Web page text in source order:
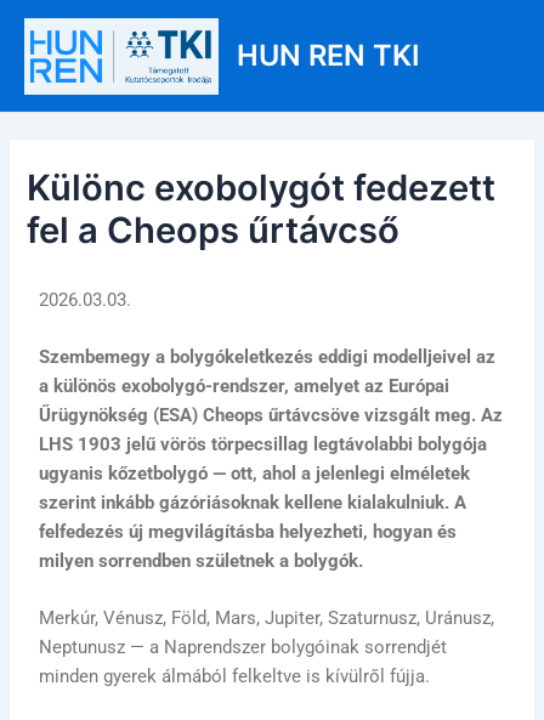
Skip
content
HUN REN TKI
Különc exobolygót fedezett
fel a Cheops űrtávcső
2026.03.03.
Szembemegy a bolygókeletkezés eddigi modelljeivel az
a különös exobolygó-rendszer, amelyet az Európai
Űrügynökség (ESA) Cheops űrtávcsöve vizsgált meg. Az
LHS 1903 jelű vörös törpecsillag legtávolabbi bolygója
ugyanis kőzetbolygó — ott, ahol a jelenlegi elméletek
szerint inkább gázóriásoknak kellene kialakulniuk. A
felfedezés új megvilágításba helyezheti, hogyan és
milyen sorrendben születnek a bolygók.
Merkúr, Vénusz, Föld, Mars, Jupiter, Szaturnusz, Uránusz,
Neptunusz — a Naprendszer bolygóinak sorrendjét
minden gyerek álmából felkeltve is kívülről fújja.
Post
navigation